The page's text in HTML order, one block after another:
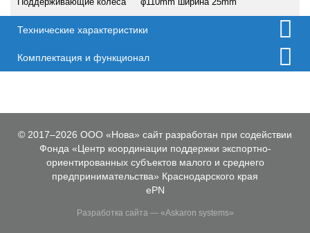
Технические характеристики
Комплектация и функционал
© 2017–2026 ООО «Нова» сайт разработан при содействии
Фонда «Центр координации поддержки экспортно-
ориентированных субъектов малого и среднего
предпринимательства» Краснодарского края
ePN
Разработка сайта — «Askaron systems»